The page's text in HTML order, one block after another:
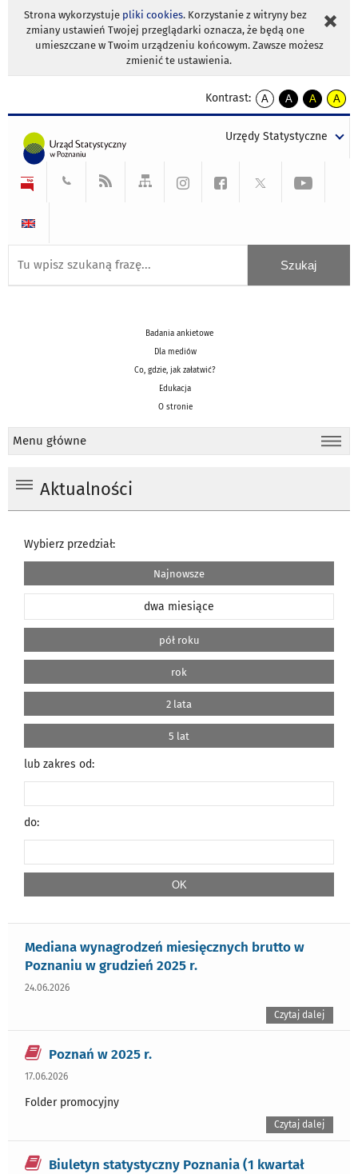
Strona wykorzystuje pliki cookies. Korzystanie z witryny bez
zmiany ustawień Twojej przeglądarki oznacza, że będą one
umieszczane w Twoim urządzeniu końcowym. Zawsze możesz
zmienić te ustawienia.
Kontrast:
A
kontrast
A
kontrast
tekst
czarnym
A
kontrast
tekst
czarnym
A
tekst
żółtym
Urzędy Statystyczne
Badania ankietowe
Dla mediów
Co, gdzie, jak załatwić?
Edukacja
O stronie
Menu główne
Aktualności
Wybierz przedział:
Najnowsze
dwa miesiące
pół roku
rok
2 lata
5 lat
lub zakres od:
do:
Mediana wynagrodzeń miesięcznych brutto w
Poznaniu w grudzień 2025 r.
24.06.2026
Czytaj dalej
Poznań w 2025 r.
17.06.2026
Folder promocyjny
Czytaj dalej
Biuletyn statystyczny Poznania (1 kwartał